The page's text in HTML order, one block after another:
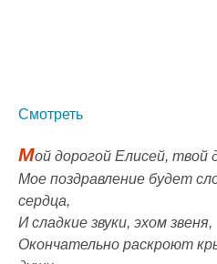
Смотреть
Мой дорогой Елисей, твой
Мое поздравление будет
сердца,
И сладкие звуки, эхом звеня,
Окончательно раскроют